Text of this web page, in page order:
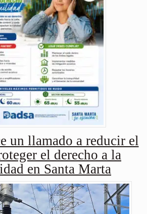
un llamado a reducir el
el derecho a la
en Santa Marta